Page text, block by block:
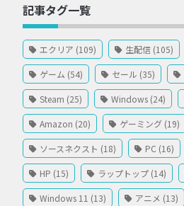
記事タグ一覧
エクリア (109) 生配信 (105)
ゲーム (54) セール (35)
Steam (25) Windows (24)
Amazon (20) ゲーミング (19)
ソースネクスト (18) PC (16)
HP (15) ラップトップ (14)
Windows 11 (13) アニメ (13)